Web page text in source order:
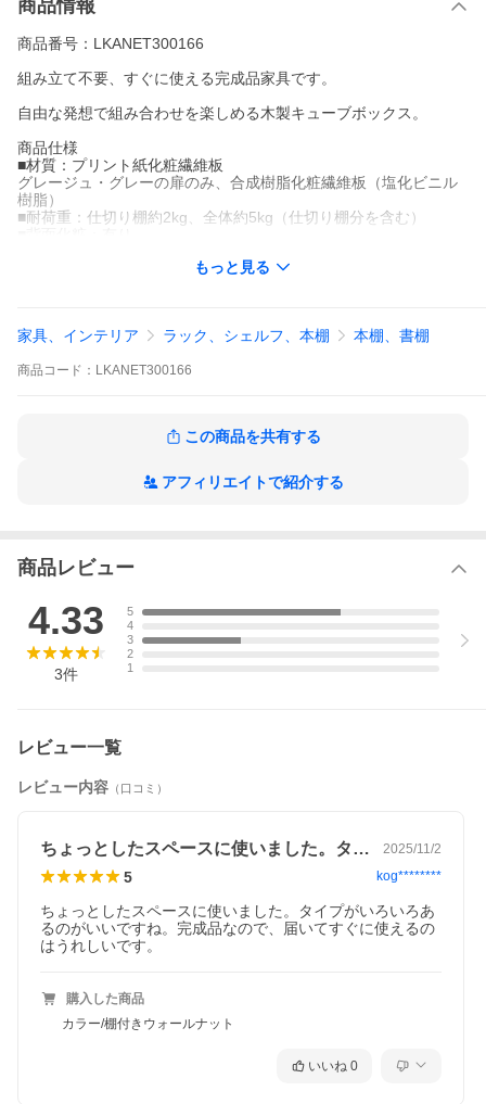
商品情報
商品番号：LKANET300166
組み立て不要、すぐに使える完成品家具です。
自由な発想で組み合わせを楽しめる木製キューブボックス。
商品仕様
■材質：プリント紙化粧繊維板
グレージュ・グレーの扉のみ、合成樹脂化粧繊維板（塩化ビニル
樹脂）
■耐荷重：仕切り棚約2kg、全体約5kg（仕切り棚分を含む）
ト、モルタルグレー、グレージュ、グレー
商品サイズ(約mm)
■商品重量：約2.1kg〜約3.6kg
※カラー・タイプによりサイズ・重量の数値が多少異なります。
本棚 コミックラック 収納ボックス 大容量 カラーボックス キュー
ブボックス 棚 cd dvd おしゃれ ディスプレイラック 薄型 省スペー
もっと見る
家具、インテリア ラック、シェルフ、本棚 本棚、書棚
商品 コード： LKANET300166
この商品を共有する
アフィリエイトで紹介する
商品レビュー
4.33
3件
5
4
3
2
1
レビュー一覧
レビュー内容 （口コミ）
ちょっとしたスペースに使いました。タイ… 2025/11/2
5 kog********
ちょっとしたスペースに使いました。タイプがいろいろあ
るのがいいですね。完成品なので、届いてすぐに使えるの
はうれしいです。
購入した商品
カラー/棚付きウォールナット
いいね 0